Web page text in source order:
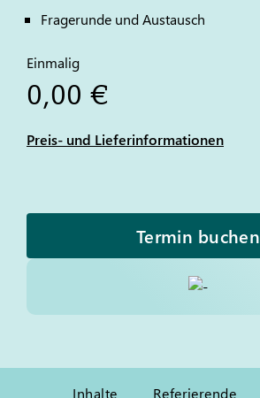
Fragerunde und Austausch
Einmalig
0,00 €
Preis- und Lieferinformationen
Termin buchen
Inhalte Referierende